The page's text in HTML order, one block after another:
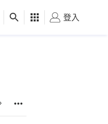
健康 好食玩飛
登入